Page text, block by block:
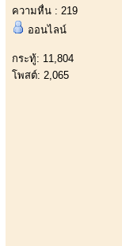
ความหื่น : 219
ออนไลน์
กระทู้: 11,804
โพสต์: 2,065